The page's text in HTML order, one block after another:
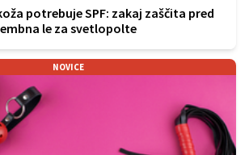
potrebuje SPF: zakaj zaščita pred
le za svetlopolte
NOVICE